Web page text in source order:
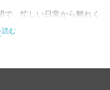
、忙しい日常から離れく
モチモチ食感が自慢のパ
読む